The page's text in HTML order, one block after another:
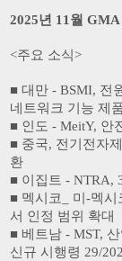
증문의
터 구독신청
2025년 11월
<주요 소식>
■ 대만 - BSMI, 전
네트워크 기능 제
■ 인도 - MeitY, 안
■ 중국, 전기전자
환
■ 이집트 - NTRA,
■ 멕시코_ 미-멕시
서 인정 범위 확대
■ 베트남 - MST,
신규 시행령 29/